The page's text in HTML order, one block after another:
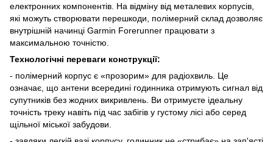
електронних компонентів. На відміну від металевих корпусів,
які можуть створювати перешкоди, полімерний склад дозволяє
внутрішній начинці Garmin Forerunner працювати з
максимальною точністю.
Технологічні переваги конструкції:
- полімерний корпус є «прозорим» для радіохвиль. Це
означає, що антени всередині годинника отримують сигнал від
супутників без жодних викривлень. Ви отримуєте ідеальну
точність треку навіть під час забігів у густому лісі або серед
щільної міської забудови.